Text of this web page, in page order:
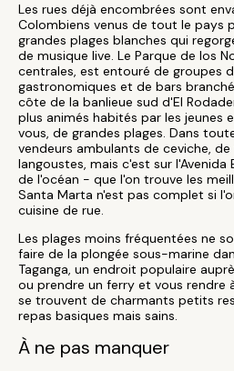
Les rues déjà encombrées sont
Colombiens venus de tout le pays
grandes plages blanches qui
de musique live. Le Parque de los
centrales, est entouré de groupes
gastronomiques et de bars
côte de la banlieue sud d'El
plus animés habités par les jeunes
vous, de grandes plages. Dans
vendeurs ambulants de ceviche,
langoustes, mais c'est sur
de l'océan - que l'on trouve les
Santa Marta n'est pas complet si
cuisine de rue.
Les plages moins fréquentées ne
faire de la plongée sous-marine
Taganga, un endroit populaire
ou prendre un ferry et vous rendre
se trouvent de charmants petits
repas basiques mais sains.
À ne pas manquer